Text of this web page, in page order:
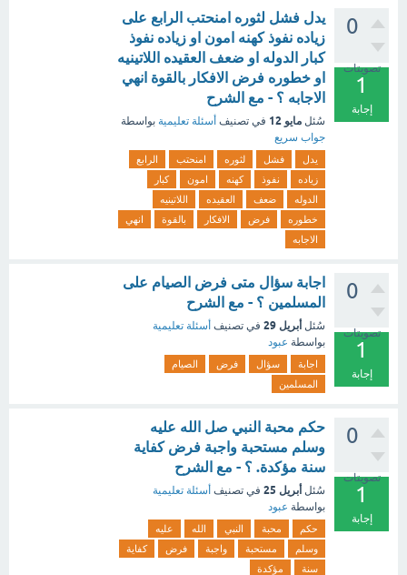
0
تصويتات
1
إجابة
يدل فشل لثوره امنحتب الرابع على
زياده نفوذ كهنه امون او زياده نفوذ
كبار الدوله او ضعف العقيده اللاتينيه
او خطوره فرض الافكار بالقوة انهي
الاجابه ؟ - مع الشرح
سُئل مايو 12 في تصنيف أسئلة تعليمية بواسطة
جواب سريع
يدل فشل لثوره امنحتب
الرابع
زياده
نفوذ كهنه امون
كبار
الدوله
ضعف العقيده
اللاتينيه
خطوره
فرض الافكار بالقوة
انهي
الاجابه
0
تصويتات
1
إجابة
اجابة سؤال متى فرض الصيام على
المسلمين ؟ - مع الشرح
سُئل أبريل 29 في تصنيف أسئلة تعليمية
بواسطة عبود
اجابة سؤال فرض
الصيام
المسلمين
0
تصويتات
1
إجابة
حكم محبة النبي صل الله عليه
وسلم مستحبة واجبة فرض كفاية
سنة مؤكدة. ؟ - مع الشرح
سُئل أبريل 25 في تصنيف أسئلة تعليمية
بواسطة عبود
حكم محبة النبي الله
عليه
وسلم
مستحبة واجبة فرض
كفاية
سنة
مؤكدة